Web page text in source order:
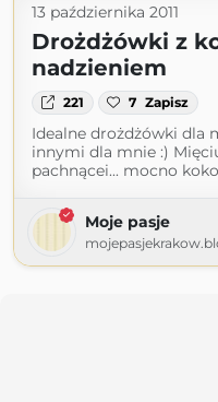
13 października 2011
Drożdżówki z
nadzieniem
221 7 Zapisz
Idealne drożdżówki dla
innymi dla mnie :)
pachnącei... mocno
Moje pasje